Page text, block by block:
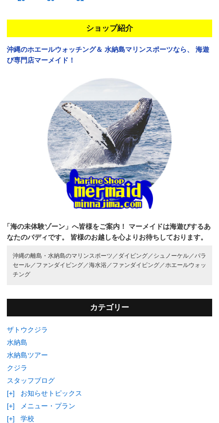
ショップ紹介
沖縄のホエールウォッチング＆ 水納島マリンスポーツなら、
海遊
び専門店マーメイド！
「海の未体験ゾーン」へ皆様をご案内！
マーメイドは海遊びするあ
なたのバディです。
皆様のお越しを心よりお待ちしております。
沖縄の離島・水納島のマリンスポーツ／ ダイビング／ シュノーケル／ パラ
セール／ ファンダイビング／海水浴／ ファンダイビング／ ホエールウォッ
チング
カテゴリー
ザトウクジラ
水納島
水納島ツアー
クジラ
スタッフブログ
[+]
お知らせトピックス
[+]
メニュー・プラン
[+]
学校